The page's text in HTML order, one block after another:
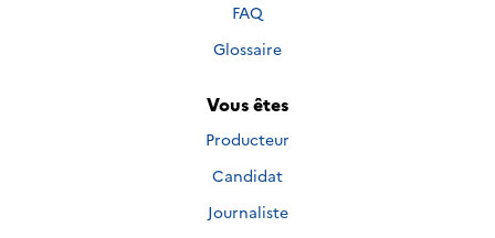
FAQ
Glossaire
Vous êtes
Producteur
Candidat
Journaliste